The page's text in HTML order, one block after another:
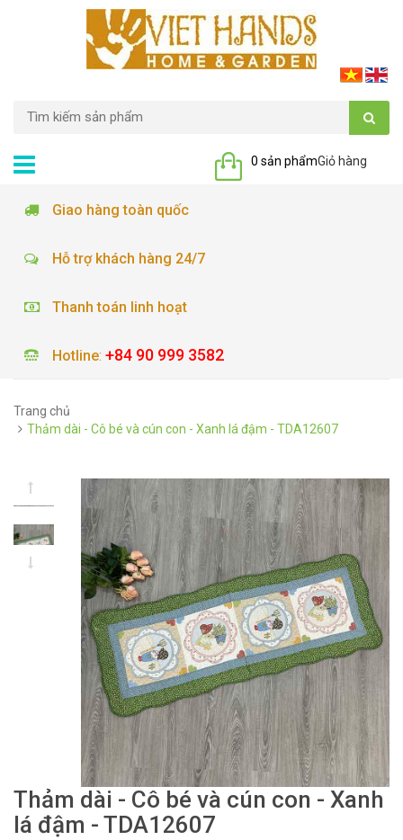
Giỏ hàng
0 sản phẩm
Giao hàng toàn quốc
Hỗ trợ khách hàng 24/7
Thanh toán linh hoạt
Hotline: +84 90 999 3582
Trang chủ
Thảm dài - Cô bé và cún con - Xanh lá đậm - TDA12607
Thảm dài - Cô bé và cún con - Xanh
lá đậm - TDA12607